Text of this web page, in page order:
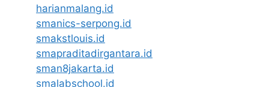
harianmalang.id
smanics-serpong.id
smakstlouis.id
smapraditadirgantara.id
sman8jakarta.id
smalabschool.id